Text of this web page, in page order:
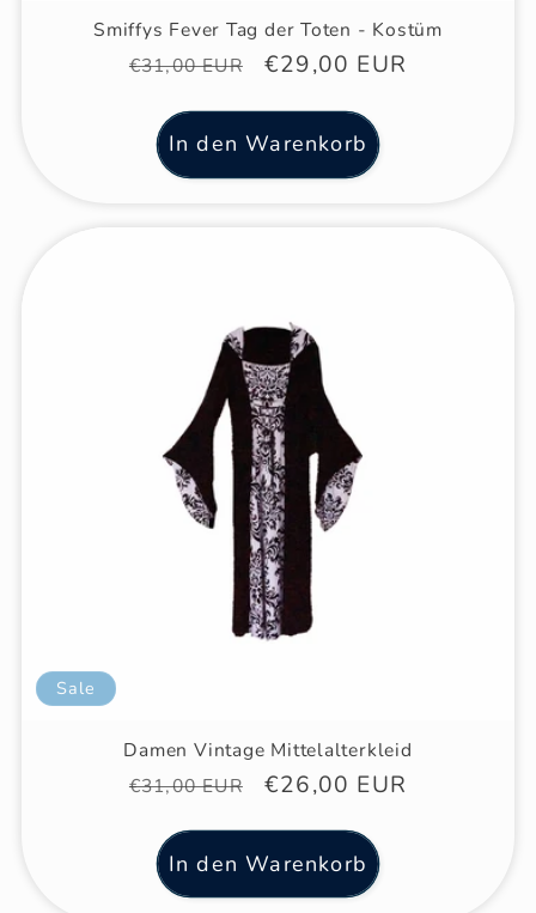
Smiffys Fever Tag der Toten - Kostüm
Normaler
€31,00 EUR Verkaufspreis
€29,00 EUR
In den Warenkorb
Sale
Damen Vintage Mittelalterkleid
Normaler
€31,00 EUR Verkaufspreis
€26,00 EUR
In den Warenkorb